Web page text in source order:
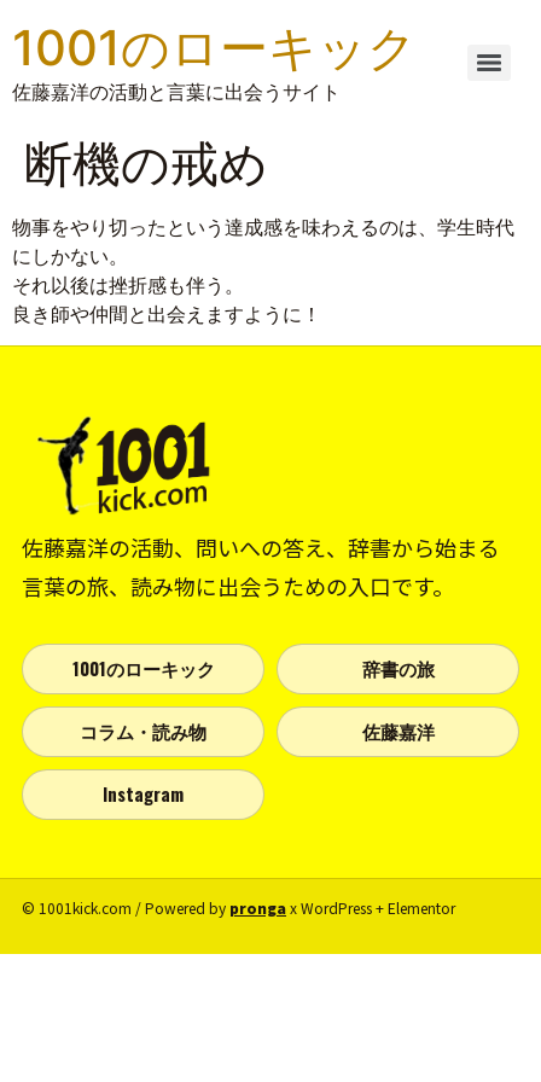
1001のローキック
佐藤嘉洋の活動と言葉に出会うサイト
断機の戒め
物事をやり切ったという達成感を味わえるのは、学生時代
にしかない。
それ以後は挫折感も伴う。
良き師や仲間と出会えますように！
佐藤嘉洋の活動、問いへの答え、辞書から始まる
言葉の旅、読み物に出会うための入口です。
1001のローキック 辞書の旅
コラム・読み物 佐藤嘉洋
Instagram
© 1001kick.com / Powered by prongax WordPress + Elementor